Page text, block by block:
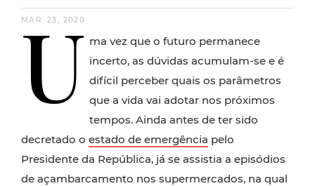
MAR. 23, 2020
U ma vez que o futuro permanece
incerto, as dúvidas acumulam-se e é
difícil perceber quais os parâmetros
que a vida vai adotar nos próximos
tempos. Ainda antes de ter sido
decretado o estado de emergência pelo
Presidente da República, já se assistia a episódios
de açambarcamento nos supermercados, na qual